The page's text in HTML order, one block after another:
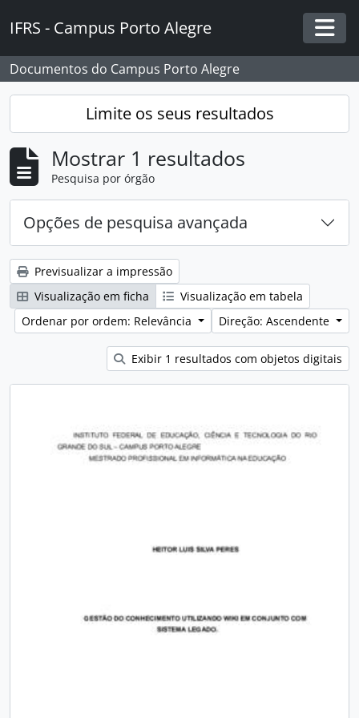
IFRS - Campus Porto Alegre
Documentos do Campus Porto Alegre
Limite os seus resultados
Mostrar 1 resultados
Pesquisa por órgão
Opções de pesquisa avançada
Previsualizar a impressão
Visualização em ficha
Visualização em tabela
Ordenar por ordem: Relevância
Direção: Ascendente
Exibir 1 resultados com objetos digitais